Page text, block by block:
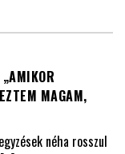
MAGAM,
néha rosszul